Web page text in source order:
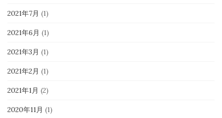
2021年7月 (1)
2021年6月 (1)
2021年3月 (1)
2021年2月 (1)
2021年1月 (2)
2020年11月 (1)